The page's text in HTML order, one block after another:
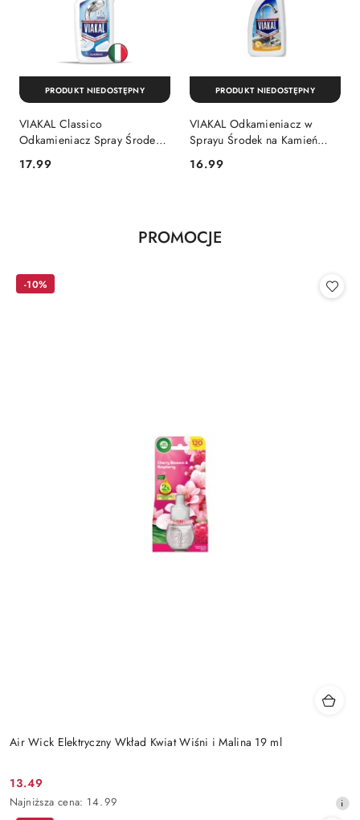
VIAKAL Classico
Odkamieniacz Spray Środek
na Kamień 800 ml (Włochy)
Cena:
17.99
PRODUKT NIEDOSTĘPNY
VIAKAL Odkamieniacz w
Sprayu Środek na Kamień
Blue Spray 700 ml (Włochy)
Cena:
16.99
PRODUKT NIEDOSTĘPNY
Pomiń karuzelę produktów
Produkty
PROMOCJE
Air Wick Elektryczny Wkład Kwiat Wiśni i Malina 19 ml
Cena
promocyjna:
13.49
Najniższa
cena
Najniższa cena: 14.99
-10%